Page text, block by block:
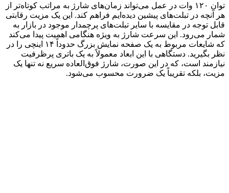
توان ۱۲۰ وات در عمل می‌تواند زمان‌های شارژ به مراتب کوتاه‌تر از
هر آنچه در تبلت‌های پیشین دیده‌ایم فراهم کند. این یک مزیت رقابتی
قابل توجه در مقایسه با سایر تبلت‌های پرچمدار موجود در بازار به
شمار می‌رود. این سرعت شارژ به ویژه هنگامی اهمیت پیدا می‌کند
که شایعات مربوط به یک صفحه نمایش بزرگ حدوداً ۱۴ اینچی را در
نظر بگیرید. دستگاهی با این ابعاد معمولاً به یک باتری پرظرفیت
نیازمند است، که در این صورت، شارژ فوق‌العاده سریع نه تنها یک
مزیت، بلکه تقریباً یک ضرورت محسوب می‌شود.